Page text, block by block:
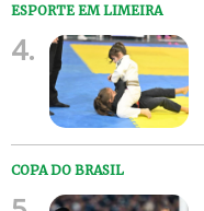
ESPORTE EM LIMEIRA
4.
COPA DO BRASIL